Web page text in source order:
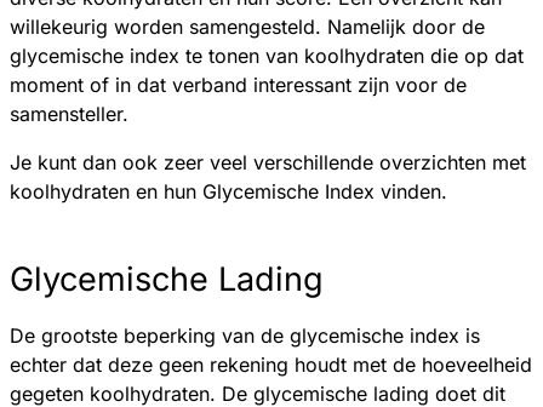
willekeurig worden samengesteld. Namelijk door de
glycemische index te tonen van koolhydraten die op dat
moment of in dat verband interessant zijn voor de
samensteller.
Je kunt dan ook zeer veel verschillende overzichten met
koolhydraten en hun Glycemische Index vinden.
Glycemische Lading
De grootste beperking van de glycemische index is
echter dat deze geen rekening houdt met de hoeveelheid
gegeten koolhydraten. De glycemische lading doet dit